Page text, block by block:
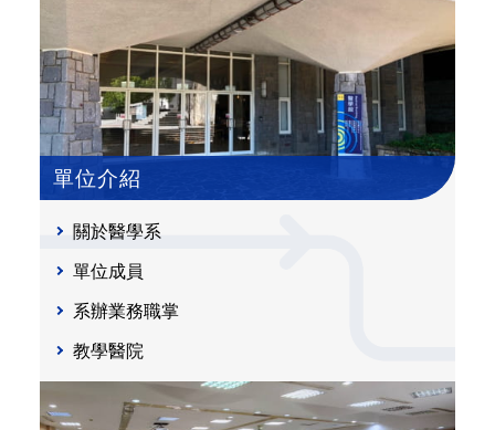
單位介紹
關於醫學系
單位成員
系辦業務職掌
教學醫院